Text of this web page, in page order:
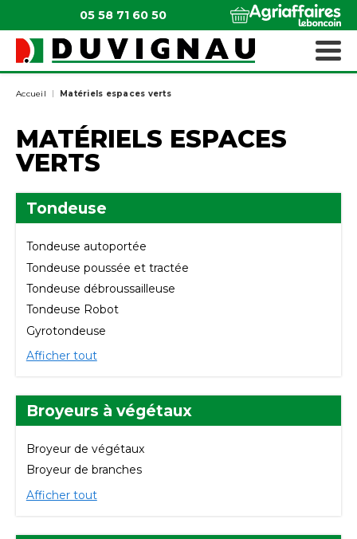
05 58 71 60 50
Accueil Matériels espaces verts
MATÉRIELS ESPACES
VERTS
Tondeuse
Tondeuse autoportée
Tondeuse poussée et tractée
Tondeuse débroussailleuse
Tondeuse Robot
Gyrotondeuse
Afficher tout
Broyeurs à végétaux
Broyeur de végétaux
Broyeur de branches
Afficher tout